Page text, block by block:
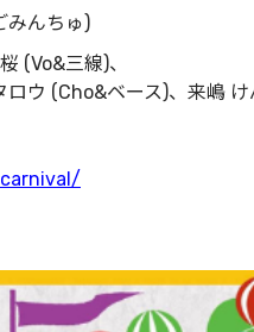
みんちゅ)
(Vo&三線)、
ウ (Cho&ベース)、来嶋